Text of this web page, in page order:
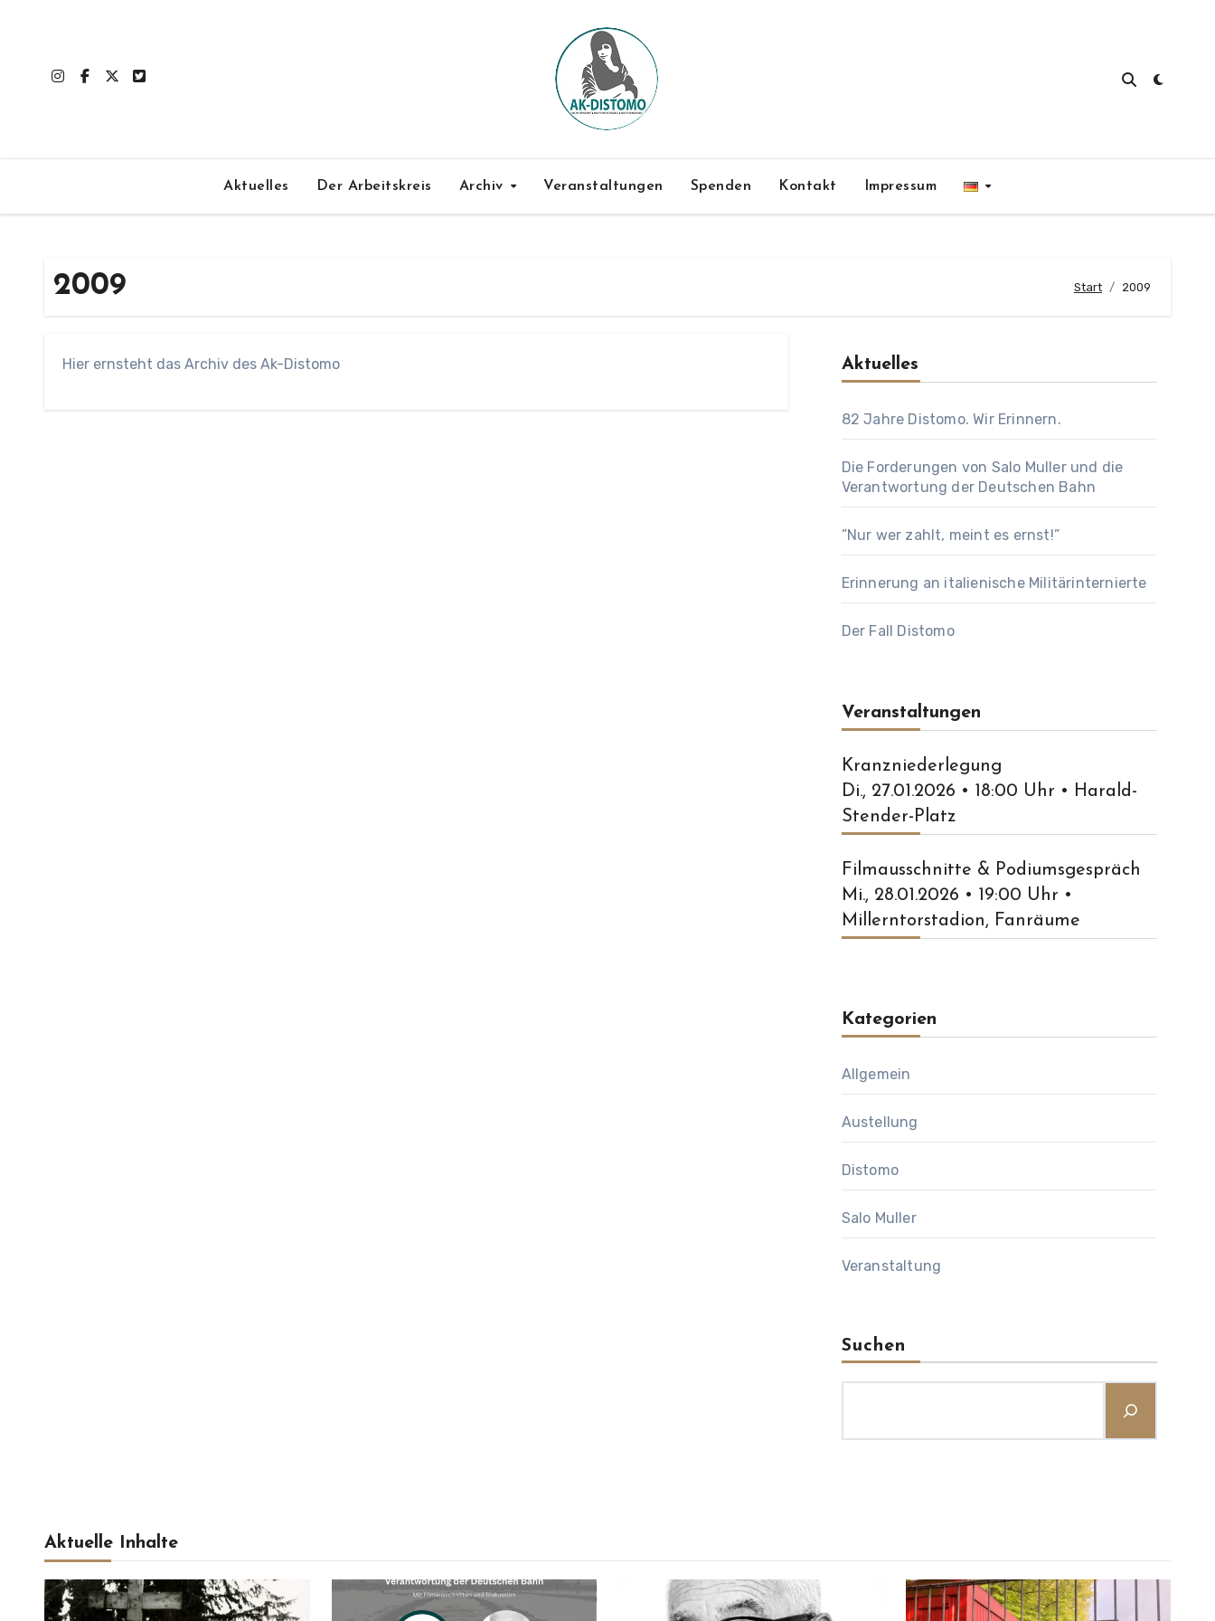
Aktuelles Der Arbeitskreis Archiv Veranstaltungen Spenden Kontakt Impressum
2009 Start 2009
Hier ernsteht das Archiv des Ak-Distomo Aktuelles
82 Jahre Distomo. Wir Erinnern.
Die Forderungen von Salo Muller und die
Verantwortung der Deutschen Bahn
”Nur wer zahlt, meint es ernst!”
Erinnerung an italienische Militärinternierte
Der Fall Distomo
Veranstaltungen
Kranzniederlegung
Di., 27.01.2026 • 18:00 Uhr • Harald-
Stender-Platz
Filmausschnitte & Podiumsgespräch
Mi., 28.01.2026 • 19:00 Uhr •
Millerntorstadion, Fanräume
Kategorien
Allgemein
Austellung
Distomo
Salo Muller
Veranstaltung
Suchen
Aktuelle Inhalte